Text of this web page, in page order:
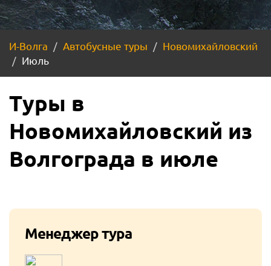
И-Волга Автобусные туры
Новомихайловский
Июль
Туры в
Новомихайловский из
Волгограда в июле
Менеджер тура